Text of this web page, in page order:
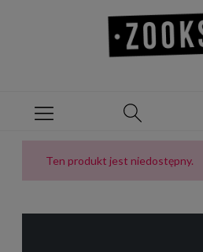
Ten produkt jest niedostępny.